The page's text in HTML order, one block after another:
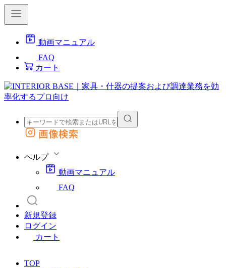
動画マニュアル
FAQ
カート
外部サイトの商品をカートに追加
画像検索
ヘルプ
動画マニュアル
FAQ
新規登録
ログイン
カート
TOP